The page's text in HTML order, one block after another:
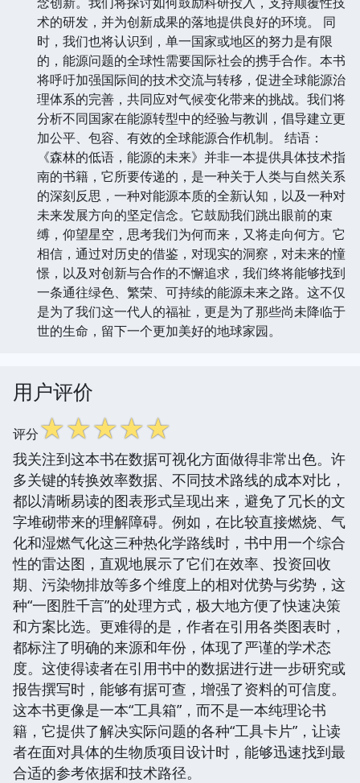
术的研发，并为创新成果的落地提供良好的环境。 同
时，我们也将认识到，单一国家或地区的努力是有限
的，能源问题的全球性需要国际社会的携手合作。本书
将呼吁加强国际间的技术交流与转移，促进全球能源治
理体系的完善，共同应对气候变化带来的挑战。我们将
分析不同国家在能源转型中的经验与教训，倡导建立更
加公平、包容、有效的全球能源合作机制。 结语：
《森林的低语，能源的未来》并非一本提供具体技术指
南的书籍，它所要传递的，是一种关于人类与自然关系
的深刻反思，一种对能源本质的全新认知，以及一种对
未来发展方向的坚定信念。它鼓励我们跳出眼前的束
缚，仰望星空，思考我们为何而来，又将走向何方。它
相信，通过对历史的借鉴，对现实的洞察，对未来的憧
憬，以及对创新与合作的不懈追求，我们终将能够找到
一条通往绿色、繁荣、可持续的能源未来之路。这不仅
是为了我们这一代人的福祉，更是为了那些尚未降临于
世的生命，留下一个更加美好的地球家园。
用户评价
评分☆☆☆☆☆
我关注到这本书在数据可视化方面做得非常出色。许
多关键的转换效率数据、不同技术路线的成本对比，
都以清晰易读的图表形式呈现出来，避免了冗长的文
字堆砌带来的理解障碍。例如，在比较直接燃烧、气
化和湿燃气化这三种热化学路线时，书中用一个综合
性的雷达图，直观地展示了它们在效率、投资回收
期、污染物排放等多个维度上的相对优势与劣势，这
种“一图胜千言”的处理方式，极大地方便了快速决策
和方案比选。更难得的是，作者在引用各类图表时，
都标注了明确的来源和年份，体现了严谨的学术态
度。这使得读者在引用书中的数据进行进一步研究或
报告撰写时，能够有据可查，增强了资料的可信度。
这本书更像是一本“工具箱”，而不是一本纯理论书
籍，它提供了解决实际问题的各种“工具卡片”，让读
者在面对具体的生物质项目设计时，能够迅速找到最
合适的参考依据和技术路径。